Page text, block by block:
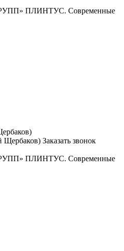
ПЛИНТУС. Современные
Щербаков) Заказать звонок
ПЛИНТУС. Современные